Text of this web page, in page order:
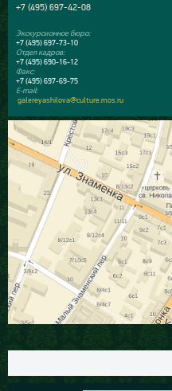
+7 (495) 697-42-08
Экскурсионное бюро:
+7 (495) 697-73-10
Отдел кадров:
+7 (495) 690-16-12
Факс:
+7 (495) 697-69-75
E-mail:
galereyashilova@culture.mos.ru